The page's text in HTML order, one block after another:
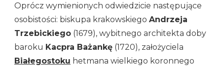
Oprócz wymienionych odwiedzicie następujące
osobistości: biskupa krakowskiego Andrzeja
Trzebickiego (1679), wybitnego architekta doby
baroku Kacpra Bażankę (1720), założyciela
Białegostoku hetmana wielkiego koronnego